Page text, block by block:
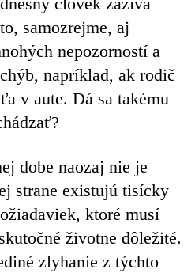
samozrejme, aj
nepozorností a
napríklad, ak rodič
v aute. Dá sa takému
dobe naozaj nie je
strane existujú tisícky
ktoré musí
životne dôležité.
zlyhanie z týchto